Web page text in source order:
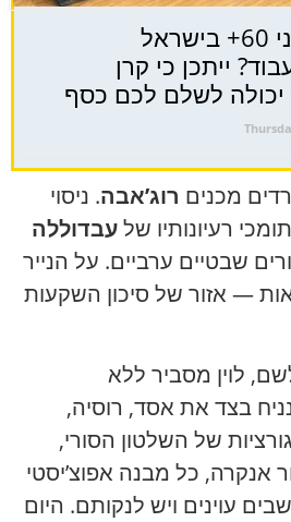
האם אתם בני 60+ בישראל
ייתכן כי קרן
יכולה לשלם לכם כסף
מכנים רוג’אבה. ניסוי
רעיונותיו שלעבדוללה
שבטיים ערביים. על הנייר
— אזור של סיכון השקעות
לוין מסביר ללא
בצד את אסד, רוסיה,
של השלטון הסורי,
אנקרה, כל מבנה אפוצ’יסטי
עוינים ויש לנקותם. היום